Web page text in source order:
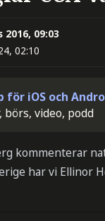
2016, 09:03
02:10
för iOS och
börs, video, podd
kommenterar
har vi Ellinor